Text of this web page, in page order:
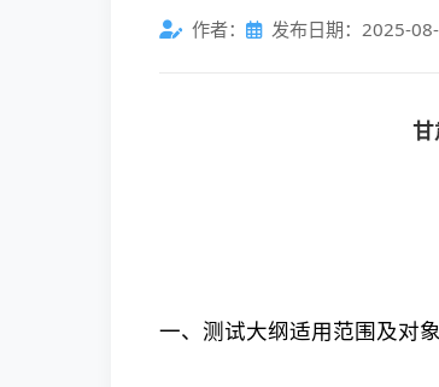
作者： 发布日期：2025-
一、测试大纲适用范围及对象